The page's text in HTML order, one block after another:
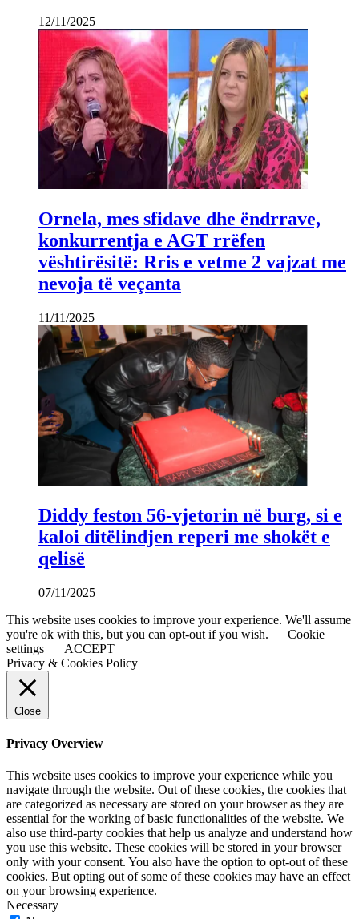
12/11/2025
Ornela, mes sfidave dhe ëndrrave,
konkurrentja e AGT rrëfen
vështirësitë: Rris e vetme 2 vajzat me
nevoja të veçanta
11/11/2025
Diddy feston 56-vjetorin në burg, si e
kaloi ditëlindjen reperi me shokët e
qelisë
07/11/2025
This website uses cookies to improve your experience. We'll assume
you're ok with this, but you can opt-out if you wish.
Cookie
settings
ACCEPT
Privacy & Cookies Policy
Close
Privacy Overview
This website uses cookies to improve your experience while you
navigate through the website. Out of these cookies, the cookies that
are categorized as necessary are stored on your browser as they are
essential for the working of basic functionalities of the website. We
also use third-party cookies that help us analyze and understand how
you use this website. These cookies will be stored in your browser
only with your consent. You also have the option to opt-out of these
cookies. But opting out of some of these cookies may have an effect
on your browsing experience.
Necessary